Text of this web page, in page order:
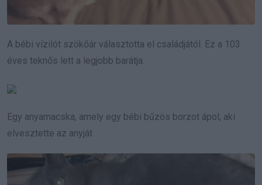
A bébi vízilót szökőár választotta el családjától. Ez a 103
éves teknős lett a legjobb barátja.
Egy anyamacska, amely egy bébi bűzös borzot ápol, aki
elvesztette az anyját